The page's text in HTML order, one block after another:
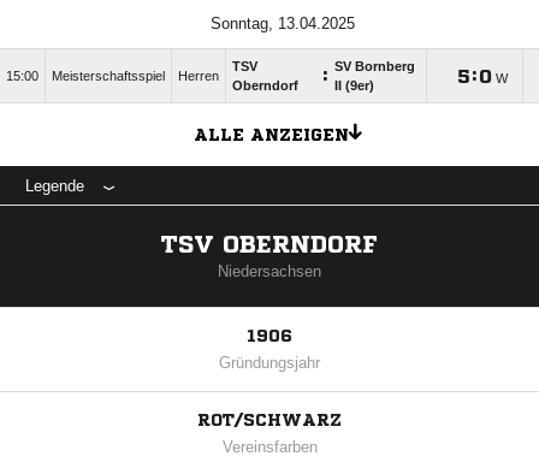
Sonntag, 13.04.2025
15:00 Meisterschaftsspiel Herren
TSV
Oberndorf
: SV Bornberg
II (9er)
: W
ALLE ANZEIGEN
Legende
TSV OBERNDORF
Niedersachsen
1906
Gründungsjahr
ROT/SCHWARZ
Vereinsfarben